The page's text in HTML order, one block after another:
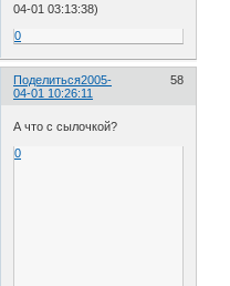
04-01 03:13:38)
0
Поделиться 58
2005-
04-01 10:26:11
А что с сылочкой?
0